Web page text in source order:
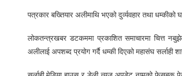
पत्रकार बख्तियार अलीमाथि भएको दुर्व्यवहार तथा
लोकतन्त्रखबर डटकममा प्रकाशित समाचारमा चित्त
अलीलाई अपशब्द प्रयोग गर्दै धम्की दिएको महासंघ सर्लाही